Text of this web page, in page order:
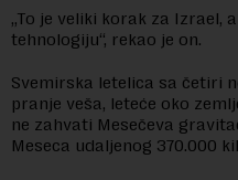
„To je veliki korak za Izrael,
tehnologiju“, rekao je on.
Svemirska letelica sa četiri
pranje veša, leteće oko
ne zahvati Mesečeva
Meseca udaljenog 370.000